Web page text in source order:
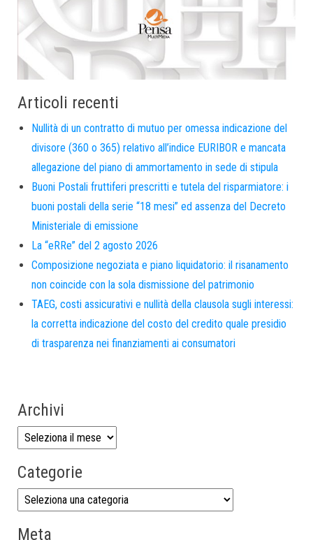
Articoli recenti
Nullità di un contratto di mutuo per omessa indicazione del
divisore (360 o 365) relativo all’indice EURIBOR e mancata
allegazione del piano di ammortamento in sede di stipula
Buoni Postali fruttiferi prescritti e tutela del risparmiatore: i
buoni postali della serie “18 mesi” ed assenza del Decreto
Ministeriale di emissione
La “eRRe” del 2 agosto 2026
Composizione negoziata e piano liquidatorio: il risanamento
non coincide con la sola dismissione del patrimonio
TAEG, costi assicurativi e nullità della clausola sugli interessi:
la corretta indicazione del costo del credito quale presidio
di trasparenza nei finanziamenti ai consumatori
Archivi
Categorie
Meta